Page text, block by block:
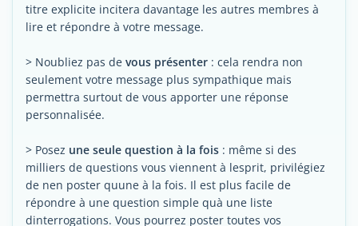
titre explicite incitera davantage les autres membres à
lire et répondre à votre message.
> Noubliez pas de vous présenter : cela rendra non
seulement votre message plus sympathique mais
permettra surtout de vous apporter une réponse
personnalisée.
> Posez une seule question à la fois : même si des
milliers de questions vous viennent à lesprit, privilégiez
de nen poster quune à la fois. Il est plus facile de
répondre à une question simple quà une liste
dinterrogations. Vous pourrez poster toutes vos